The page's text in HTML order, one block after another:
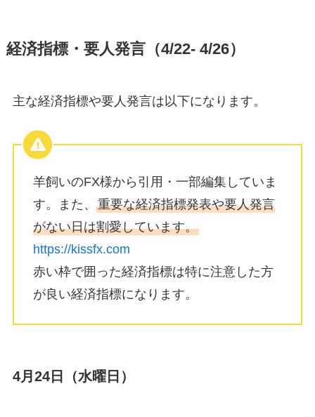
経済指標・要人発言（4/22- 4/26）
主な経済指標や要人発言は以下になります。
羊飼いのFX様から引用・一部編集していま
す。また、 重要な経済指標発表や要人発言
がない日は割愛しています。
https://kissfx.com
赤い枠で囲った経済指標は特に注意した方
が良い経済指標になります。
4月24日（水曜日）